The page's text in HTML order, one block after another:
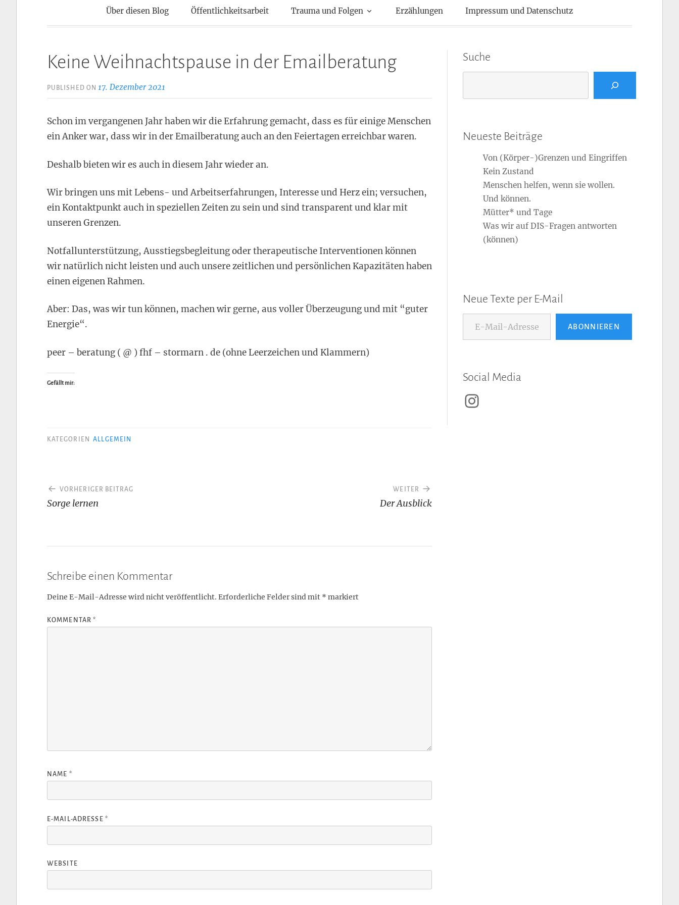
Kontaktpunkte
Über diesen Blog Öffentlichkeitsarbeit Trauma und Folgen Erzählungen Impressum und Datenschutz
Keine Weihnachtspause in der Emailberatung
PUBLISHED ON17. Dezember 2021
Schon im vergangenen Jahr haben wir die Erfahrung gemacht, dass es für einige Menschen
ein Anker war, dass wir in der Emailberatung auch an den Feiertagen erreichbar waren.
Deshalb bieten wir es auch in diesem Jahr wieder an.
Wir bringen uns mit Lebens- und Arbeitserfahrungen, Interesse und Herz ein; versuchen,
ein Kontaktpunkt auch in speziellen Zeiten zu sein und sind transparent und klar mit
unseren Grenzen.
Notfallunterstützung, Ausstiegsbegleitung oder therapeutische Interventionen können
wir natürlich nicht leisten und auch unsere zeitlichen und persönlichen Kapazitäten haben
einen eigenen Rahmen.
Aber: Das, was wir tun können, machen wir gerne, aus voller Überzeugung und mit “guter
Energie“.
peer – beratung ( @ ) fhf – stormarn . de (ohne Leerzeichen und Klammern)
Gefällt mir:
KATEGORIEN ALLGEMEIN
Beitragsnavigation
VORHERIGER BEITRAG
Sorge lernen
WEITER
Der Ausblick
Schreibe einen Kommentar
Deine E-Mail-Adresse wird nicht veröffentlicht. Erforderliche Felder sind mit * markiert
KOMMENTAR*
NAME *
E-MAIL-ADRESSE *
WEBSITE
Suche
Neueste Beiträge
Von (Körper-)Grenzen und Eingriffen
Kein Zustand
Menschen helfen, wenn sie wollen.
Und können.
Mütter* und Tage
Was wir auf DIS-Fragen antworten
(können)
Neue Texte per E-Mail
E-Mail-Adresse...
ABONNIEREN
Social Media
Instagram